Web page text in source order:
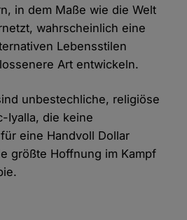
in dem Maße wie die Welt
wahrscheinlich eine
Lebensstilen
Art entwickeln.
unbestechliche, religiöse
Iyalla, die keine
eine Handvoll Dollar
größte Hoffnung im Kampf